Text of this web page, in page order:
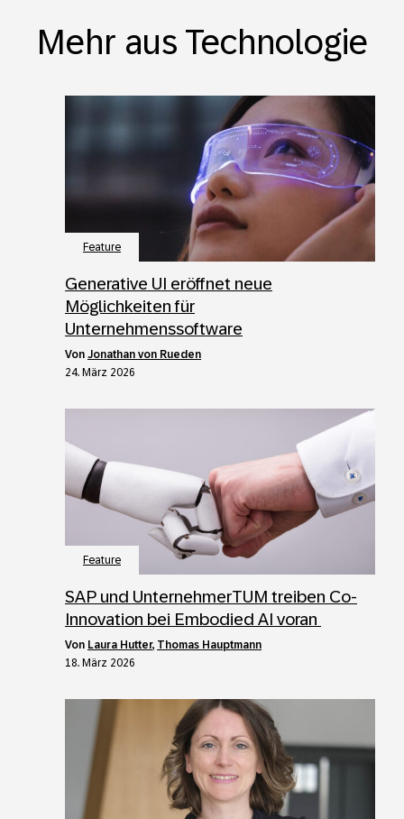
Mehr aus Technologie
Feature
Generative UI eröffnet neue
Möglichkeiten für
Unternehmenssoftware
von Jonathan von Rueden
24. März 2026
Feature
SAP und UnternehmerTUM treiben Co-
Innovation bei Embodied AI voran
von Laura Hutter, Thomas Hauptmann
18. März 2026